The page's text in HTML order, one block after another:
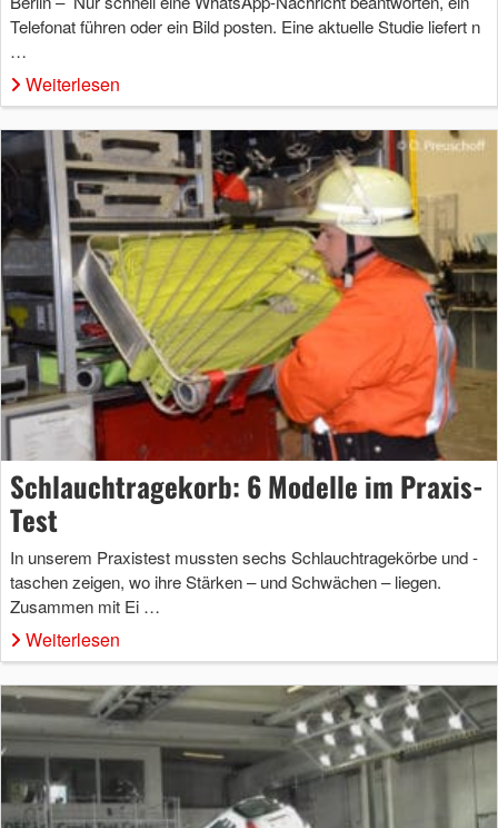
Telefonat führen oder ein Bild posten. Eine aktuelle Studie liefert n
…
Weiterlesen
Schlauchtragekorb: 6 Modelle im Praxis-
Test
In unserem Praxistest mussten sechs Schlauchtragekörbe und -
taschen zeigen, wo ihre Stärken – und Schwächen – liegen.
Zusammen mit Ei …
Weiterlesen